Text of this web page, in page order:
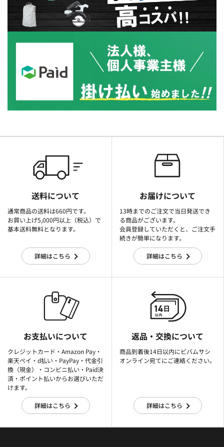
送料について
通常商品の送料は660円です。
お買い上げ5,000円以上（税込）で
基本送料無料となります。
詳細はこちら
お届けについて
13時までのご注文で当日発送でき
る商品がございます。
会員登録していただくと、ご注文手
続きが簡単になります。
詳細はこちら
お支払いについて
クレジットカード・Amazon Pay・
楽天ぺイ・d払い・PayPay・代金引
換（現金）・コンビニ払い・Paid決
済・ポイント払いからお選びいただ
けます。
詳細はこちら
返品・交換について
商品到着後14日以内にビバムサシ
オンライン宛てにご連絡ください。
詳細はこちら